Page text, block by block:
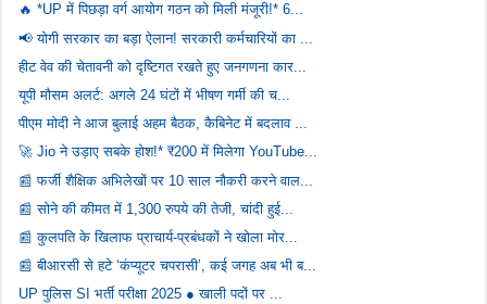
🔥 *UP में पिछड़ा वर्ग आयोग गठन को मिली मंजूरी!* 6...
📢 योगी सरकार का बड़ा ऐलान! सरकारी कर्मचारियों का ...
हीट वेव की चेतावनी को दृष्टिगत रखते हुए जनगणना कार...
यूपी मौसम अलर्ट: अगले 24 घंटों में भीषण गर्मी की च...
पीएम मोदी ने आज बुलाई अहम बैठक, कैबिनेट में बदलाव ...
🚀 Jio ने उड़ाए सबके होश!* ₹200 में मिलेगा YouTube...
📰 फर्जी शैक्षिक अभिलेखों पर 10 साल नौकरी करने वाल...
📰 सोने की कीमत में 1,300 रुपये की तेजी, चांदी हुई...
📰 कुलपति के खिलाफ प्राचार्य-प्रबंधकों ने खोला मोर...
📰 बीआरसी से हटे ‘कंप्यूटर चपरासी’, कई जगह अब भी ब...
UP पुलिस SI भर्ती परीक्षा 2025 ● खाली पदों पर ...